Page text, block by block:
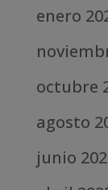
enero
octubre
agosto
junio